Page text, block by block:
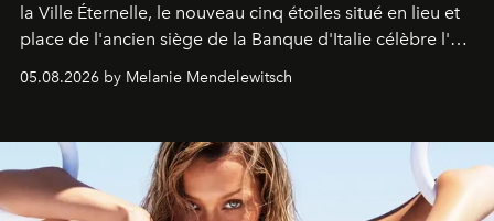
la Ville Éternelle, le nouveau cinq étoiles situé en lieu et
place de l'ancien siège de la Banque d'Italie célèbre l'art
05.08.2026 by Melanie Mendelewitsch